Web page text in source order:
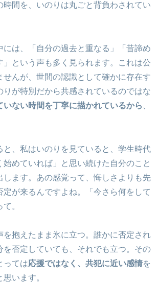
時間を、いのりは丸ごと背負わされてい
には、「自分の過去と重なる」「昔諦め
」という声も多く見られます。これは公
せんが、世間の認識として確かに存在す
りが特別だから共感されているのではな
いない時間を丁寧に描かれているから
と、私はいのりを見ていると、学生時代
始めていれば」と思い続けた自分のこと
します。あの感覚って、悔しさよりも先
定が来るんですよね。「今さら何をして
。
を抱えたまま氷に立つ。誰かに否定され
を否定していても、それでも立つ。その
っては応援ではなく、共犯に近い感情を
います。